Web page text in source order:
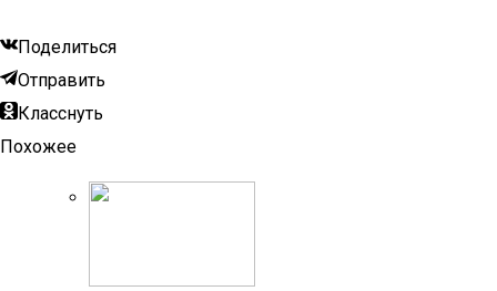
Поделиться
Отправить
Класснуть
Похожее